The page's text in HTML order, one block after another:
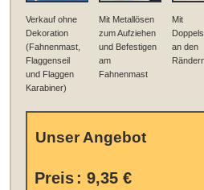
Verkauf ohne
Dekoration
(Fahnenmast,
Flaggenseil
und Flaggen
Karabiner)
Mit Metallösen
zum Aufziehen
und Befestigen
am
Fahnenmast
Mit
an den
Unser Angebot
Preis : 9,35 €